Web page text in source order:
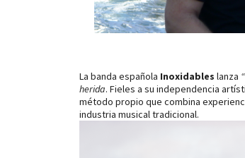
La banda española Inoxidables lanza
herida. Fieles a su independencia
método propio que combina
industria musical tradicional.